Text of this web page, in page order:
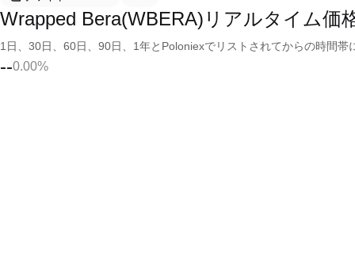
Wrapped Bera(WBERA)リアルタイム価
1日、30日、60日、90日、1年とPoloniexでリストされてからの時間
--0.00%